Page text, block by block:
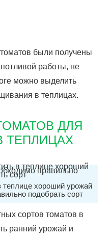
были получены
работы, не
можно выделить
в теплицах.
ДЛЯ
ТЕПЛИЦАХ
теплице хороший урожай
подобрать сорт
сортов томатов в
ранний урожай и